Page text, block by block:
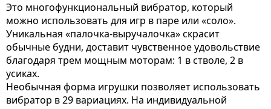
Это многофункциональный вибратор, который
можно использовать для игр в паре или «соло».
Уникальная «палочка-выручалочка» скрасит
обычные будни, доставит чувственное удовольствие
благодаря трем мощным моторам: 1 в стволе, 2 в
усиках.
Необычная форма игрушки позволяет использовать
вибратор в 29 вариациях. На индивидуальной